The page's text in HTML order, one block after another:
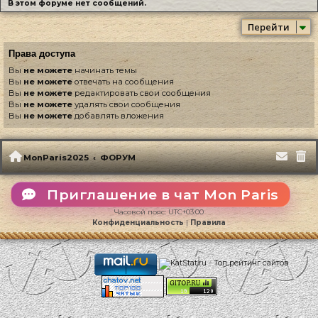
В этом форуме нет сообщений.
Перейти
Права доступа
Выне можете начинать темы
Вы не можетеотвечать на сообщения
Вы не можетередактировать свои сообщения
Вы не можете удалять свои сообщения
Вы не можетедобавлять вложения
MonParis2025 ФОРУМ
Приглашение в чат Mon Paris
Часовой пояс:UTC+03:00
Конфиденциальность|Правила